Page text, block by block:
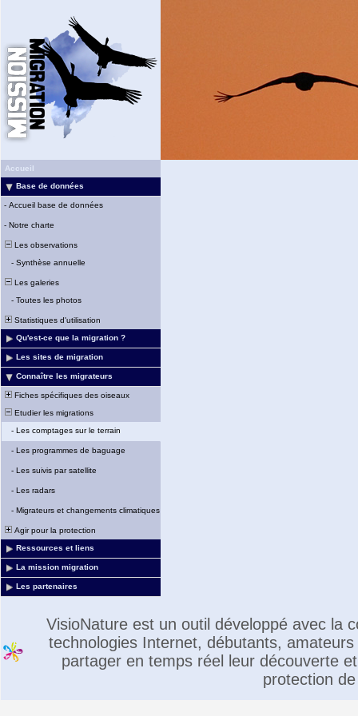
Accueil
Base de données
- Accueil base de données
- Notre charte
Les observations
- Synthèse annuelle
Les galeries
- Toutes les photos
Statistiques d'utilisation
Qu'est-ce que la migration ?
Les sites de migration
Connaître les migrateurs
Fiches spécifiques des oiseaux
Etudier les migrations
- Les comptages sur le terrain
- Les programmes de baguage
- Les suivis par satellite
- Les radars
- Migrateurs et changements climatiques
Agir pour la protection
Ressources et liens
La mission migration
Les partenaires
VisioNature est un outil développé avec la
technologies Internet, débutants,
partager en temps réel leur découverte
protection